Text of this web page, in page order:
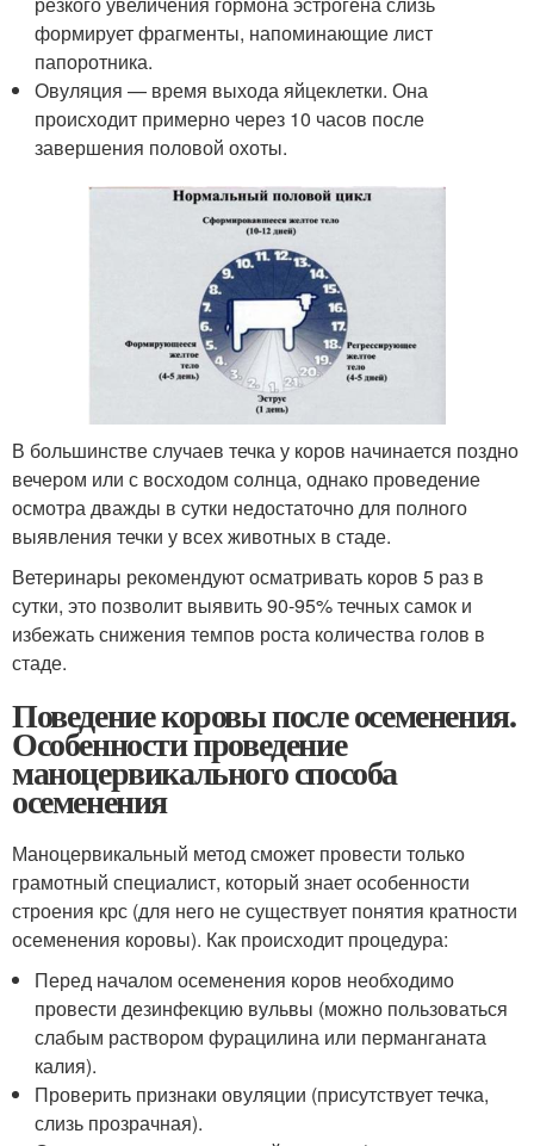
формирует фрагменты, напоминающие лист
папоротника.
Овуляция — время выхода яйцеклетки. Она
происходит примерно через 10 часов после
завершения половой охоты.
В большинстве случаев течка у коров начинается поздно
вечером или с восходом солнца, однако проведение
осмотра дважды в сутки недостаточно для полного
выявления течки у всех животных в стаде.
Ветеринары рекомендуют осматривать коров 5 раз в
сутки, это позволит выявить 90-95% течных самок и
избежать снижения темпов роста количества голов в
стаде.
Поведение коровы после осеменения.
Особенности проведение
маноцервикального способа
осеменения
Маноцервикальный метод сможет провести только
грамотный специалист, который знает особенности
строения крс (для него не существует понятия кратности
осеменения коровы). Как происходит процедура:
Перед началом осеменения коров необходимо
провести дезинфекцию вульвы (можно пользоваться
слабым раствором фурацилина или перманганата
калия).
Проверить признаки овуляции (присутствует течка,
слизь прозрачная).